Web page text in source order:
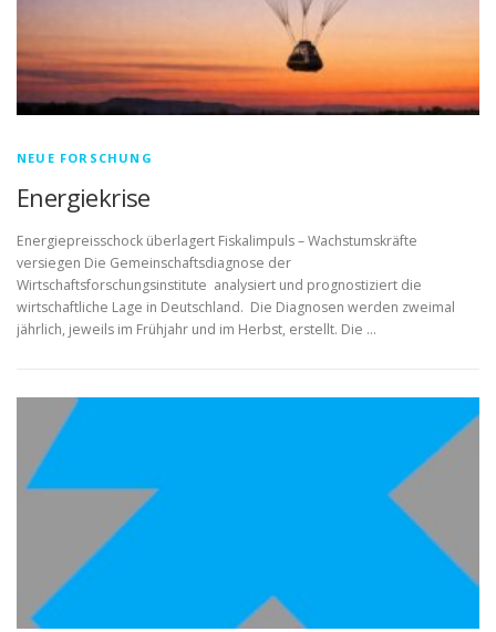
NEUE FORSCHUNG
Energiekrise
Energiepreisschock überlagert Fiskalimpuls – Wachstumskräfte
versiegen Die Gemeinschaftsdiagnose der
Wirtschaftsforschungsinstitute analysiert und prognostiziert die
wirtschaftliche Lage in Deutschland. Die Diagnosen werden zweimal
jährlich, jeweils im Frühjahr und im Herbst, erstellt. Die …